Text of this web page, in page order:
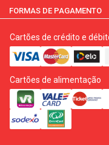
FORMAS DE PAGAMENTO
Cartões de crédito e
Cartões de alimentação